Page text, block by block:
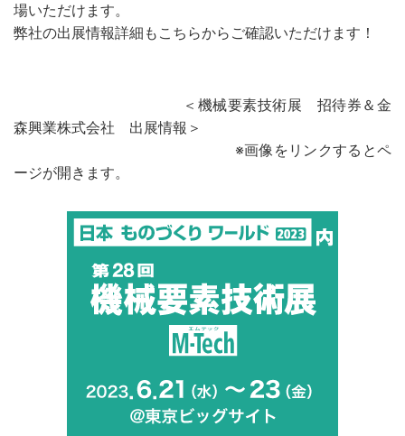
場いただけます。
弊社の出展情報詳細もこちらからご確認いただけます！
＜機械要素技術展 招待券＆金
森興業株式会社 出展情報＞
※画像をリンクするとペ
ージが開きます。